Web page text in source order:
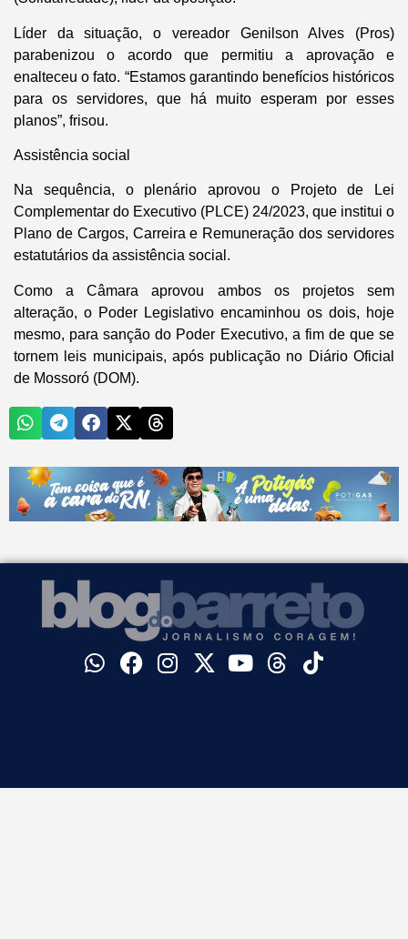
Líder da situação, o vereador Genilson Alves (Pros)
parabenizou o acordo que permitiu a aprovação e
enalteceu o fato. “Estamos garantindo benefícios históricos
para os servidores, que há muito esperam por esses
planos”, frisou.
Assistência social
Na sequência, o plenário aprovou o Projeto de Lei
Complementar do Executivo (PLCE) 24/2023, que institui o
Plano de Cargos, Carreira e Remuneração dos servidores
estatutários da assistência social.
Como a Câmara aprovou ambos os projetos sem
alteração, o Poder Legislativo encaminhou os dois, hoje
mesmo, para sanção do Poder Executivo, a fim de que se
tornem leis municipais, após publicação no Diário Oficial
de Mossoró (DOM).